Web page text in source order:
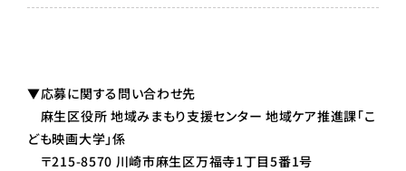
▼応募に関する問い合わせ先
麻生区役所 地域みまもり支援センター 地域ケア推進課「こ
ども映画大学」係
〒215-8570 川崎市麻生区万福寺1丁目5番1号